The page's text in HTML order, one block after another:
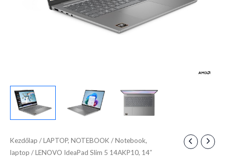
Kezdőlap /LAPTOP, NOTEBOOK /Notebook,
laptop / LENOVO IdeaPad Slim 5 14AKP10, 14″
Cosmic
Blue